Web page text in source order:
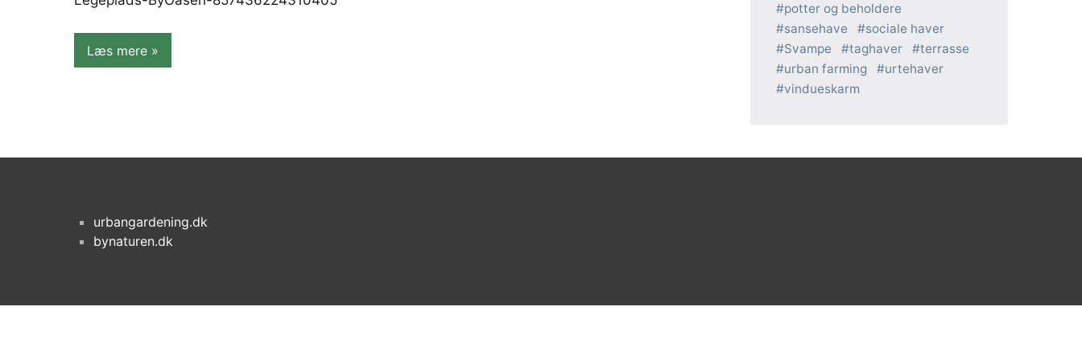
Læs mere
potter og beholdere
sansehave
sociale haver
Svampe
taghaver
terrasse
urban farming
urtehaver
vindueskarm
urbangardening.dk
bynaturen.dk